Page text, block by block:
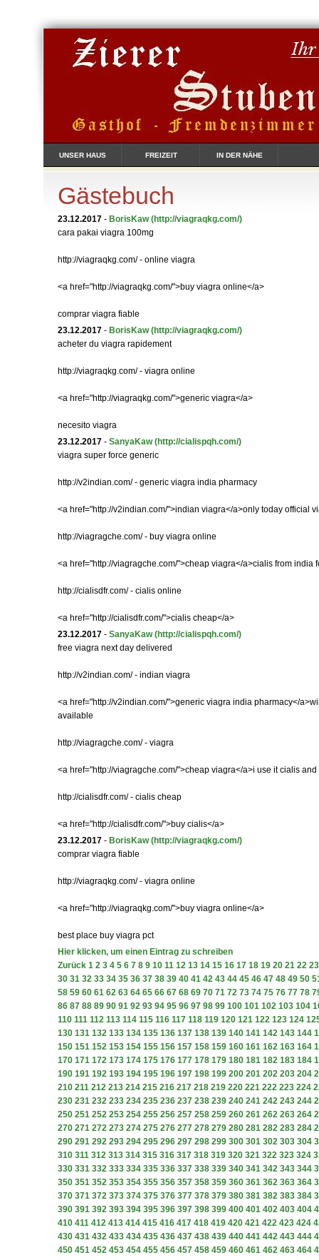
UNSER HAUS FREIZEIT IN DER NÄHE
Gästebuch
23.12.2017 - BorisKaw (http://viagraqkg.com/)
cara pakai viagra 100mg
http://viagraqkg.com/ - online viagra
<a href="http://viagraqkg.com/">buy viagra online</a>
comprar viagra fiable
23.12.2017 - BorisKaw (http://viagraqkg.com/)
acheter du viagra rapidement
http://viagraqkg.com/ - viagra online
<a href="http://viagraqkg.com/">generic viagra</a>
necesito viagra
23.12.2017 - SanyaKaw (http://cialispqh.com/)
viagra super force generic
http://v2indian.com/ - generic viagra india pharmacy
<a href="http://v2indian.com/">indian viagra</a>only today official
http://viagragche.com/ - buy viagra online
<a href="http://viagragche.com/">cheap viagra</a>cialis from india
http://cialisdfr.com/ - cialis online
<a href="http://cialisdfr.com/">cialis cheap</a>
23.12.2017 - SanyaKaw (http://cialispqh.com/)
free viagra next day delivered
http://v2indian.com/ - indian viagra
<a href="http://v2indian.com/">generic viagra india pharmacy</
available
http://viagragche.com/ - viagra
<a href="http://viagragche.com/">cheap viagra</a>i use it cialis
http://cialisdfr.com/ - cialis cheap
<a href="http://cialisdfr.com/">buy cialis</a>
23.12.2017 - BorisKaw (http://viagraqkg.com/)
comprar viagra fiable
http://viagraqkg.com/ - viagra online
<a href="http://viagraqkg.com/">buy viagra online</a>
best place buy viagra pct
Hier klicken, um einen Eintrag zu schreiben
Zurück 1 2 3 4 5 6 7 8 9 10 11 12 13 14 15 16 17 18 19 20 21 22 23
30 31 32 33 34 35 36 37 38 39 40 41 42 43 44 45 46 47 48 49 50
58 59 60 61 62 63 64 65 66 67 68 69 70 71 72 73 74 75 76 77 78
86 87 88 89 90 91 92 93 94 95 96 97 98 99 100 101 102 103 104
110 111 112 113 114 115 116 117 118 119 120 121 122 123 124
130 131 132 133 134 135 136 137 138 139 140 141 142 143 144
150 151 152 153 154 155 156 157 158 159 160 161 162 163 164
170 171 172 173 174 175 176 177 178 179 180 181 182 183 184
190 191 192 193 194 195 196 197 198 199 200 201 202 203 204
210 211 212 213 214 215 216 217 218 219 220 221 222 223 224
230 231 232 233 234 235 236 237 238 239 240 241 242 243 244
250 251 252 253 254 255 256 257 258 259 260 261 262 263 264
270 271 272 273 274 275 276 277 278 279 280 281 282 283 284
290 291 292 293 294 295 296 297 298 299 300 301 302 303 304
310 311 312 313 314 315 316 317 318 319 320 321 322 323 324
330 331 332 333 334 335 336 337 338 339 340 341 342 343 344
350 351 352 353 354 355 356 357 358 359 360 361 362 363 364
370 371 372 373 374 375 376 377 378 379 380 381 382 383 384
390 391 392 393 394 395 396 397 398 399 400 401 402 403 404
410 411 412 413 414 415 416 417 418 419 420 421 422 423 424
430 431 432 433 434 435 436 437 438 439 440 441 442 443 444
450 451 452 453 454 455 456 457 458 459 460 461 462 463 464